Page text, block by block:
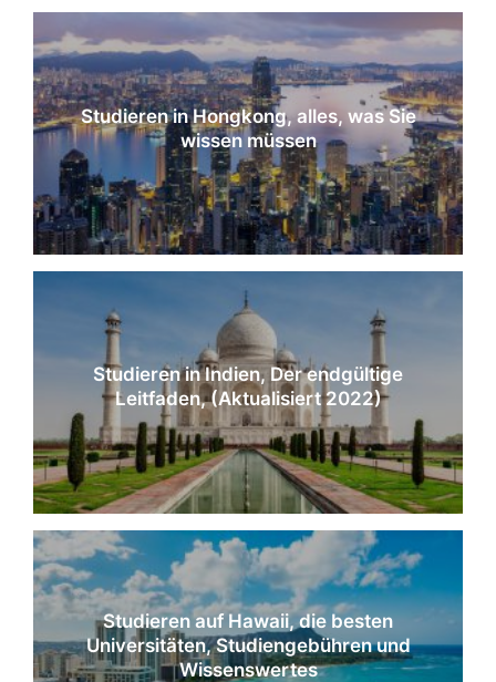
Studieren in Hongkong, alles, was Sie
wissen müssen
Studieren in Indien, Der endgültige
Leitfaden, (Aktualisiert 2022)
Studieren auf Hawaii, die besten
Universitäten, Studiengebühren und
Wissenswertes